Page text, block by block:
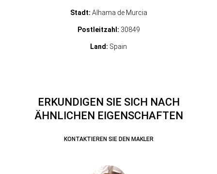
Stadt: Alhama de Murcia
Postleitzahl: 30849
Land: Spain
ERKUNDIGEN SIE SICH NACH
ÄHNLICHEN EIGENSCHAFTEN
KONTAKTIEREN SIE DEN MAKLER